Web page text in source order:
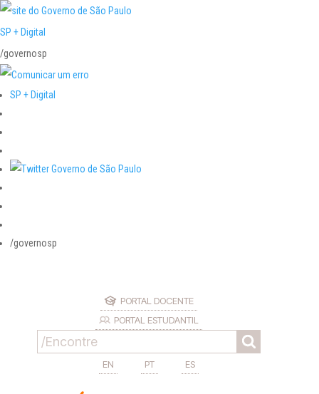
SP + Digital
/governosp
SP + Digital
/governosp
PORTAL DOCENTE
PORTAL ESTUDANTIL
EN PT ES